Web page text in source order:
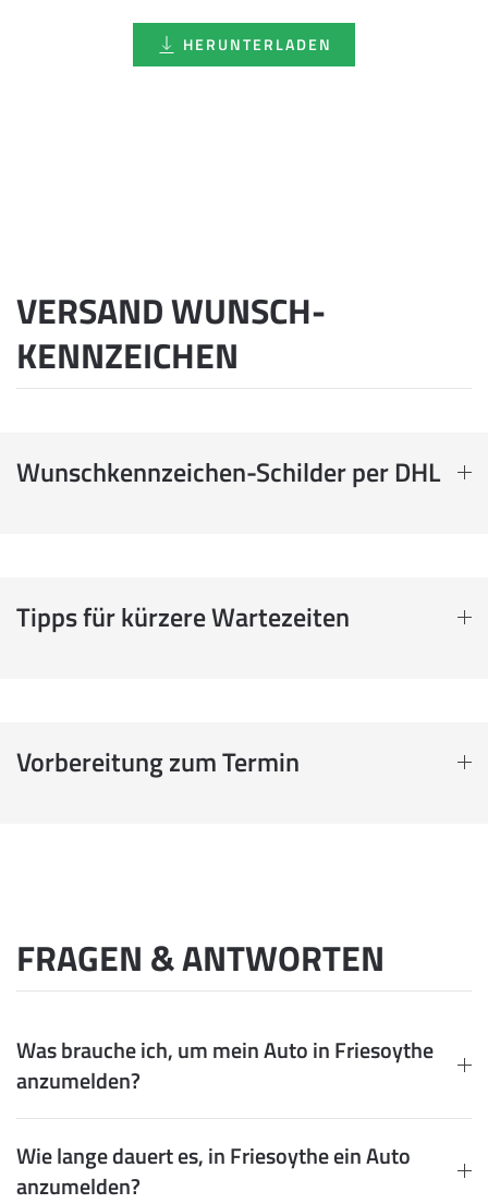
HERUNTERLADEN
VERSAND WUNSCH­
KENNZEICHEN
Wunschkennzeichen-Schilder per DHL
Tipps für kürzere Wartezeiten
Vorbereitung zum Termin
FRAGEN & ANTWORTEN
Was brauche ich, um mein Auto in Friesoythe
anzumelden?
Wie lange dauert es, in Friesoythe ein Auto
anzumelden?